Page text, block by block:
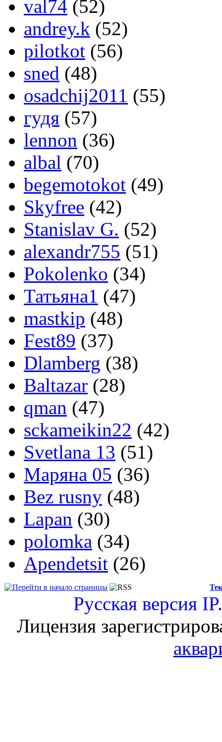
val74 (52)
andrey.k (52)
pilotkot (56)
sned (48)
osadchij2011 (55)
гудя (57)
lennon (36)
albal (70)
begemotokot (49)
Skyfree (42)
Stanislav G. (52)
alexandr755 (51)
Pokolenko (34)
Татьяна1 (47)
mastkip (48)
Fest89 (37)
Dlamberg (38)
Baltazar (28)
qman (47)
sckameikin22 (42)
Svetlana 13 (51)
Маряна 05 (36)
Bez rusny (48)
Lapan (30)
polomka (34)
Apendetsit (26)
Русская версия
Лицензия